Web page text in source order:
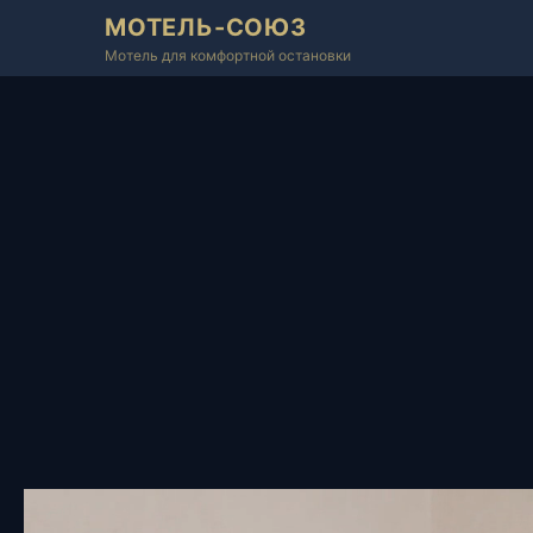
МОТЕЛЬ-СОЮЗ
Мотель для комфортной остановки